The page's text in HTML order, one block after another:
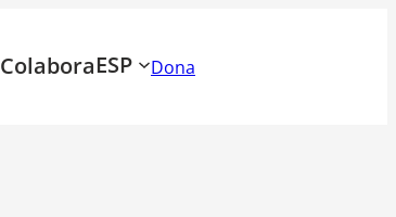
ColaboraESP Dona